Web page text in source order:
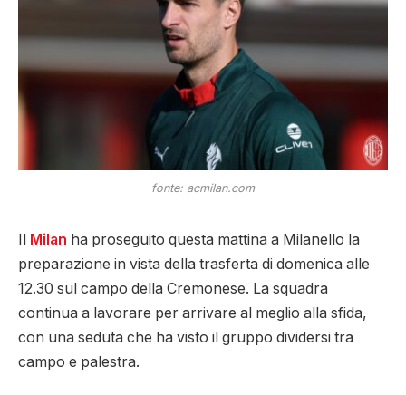
fonte: acmilan.com
Il Milan ha proseguito questa mattina a Milanello la
preparazione in vista della trasferta di domenica alle
12.30 sul campo della Cremonese. La squadra
continua a lavorare per arrivare al meglio alla sfida,
con una seduta che ha visto il gruppo dividersi tra
campo e palestra.